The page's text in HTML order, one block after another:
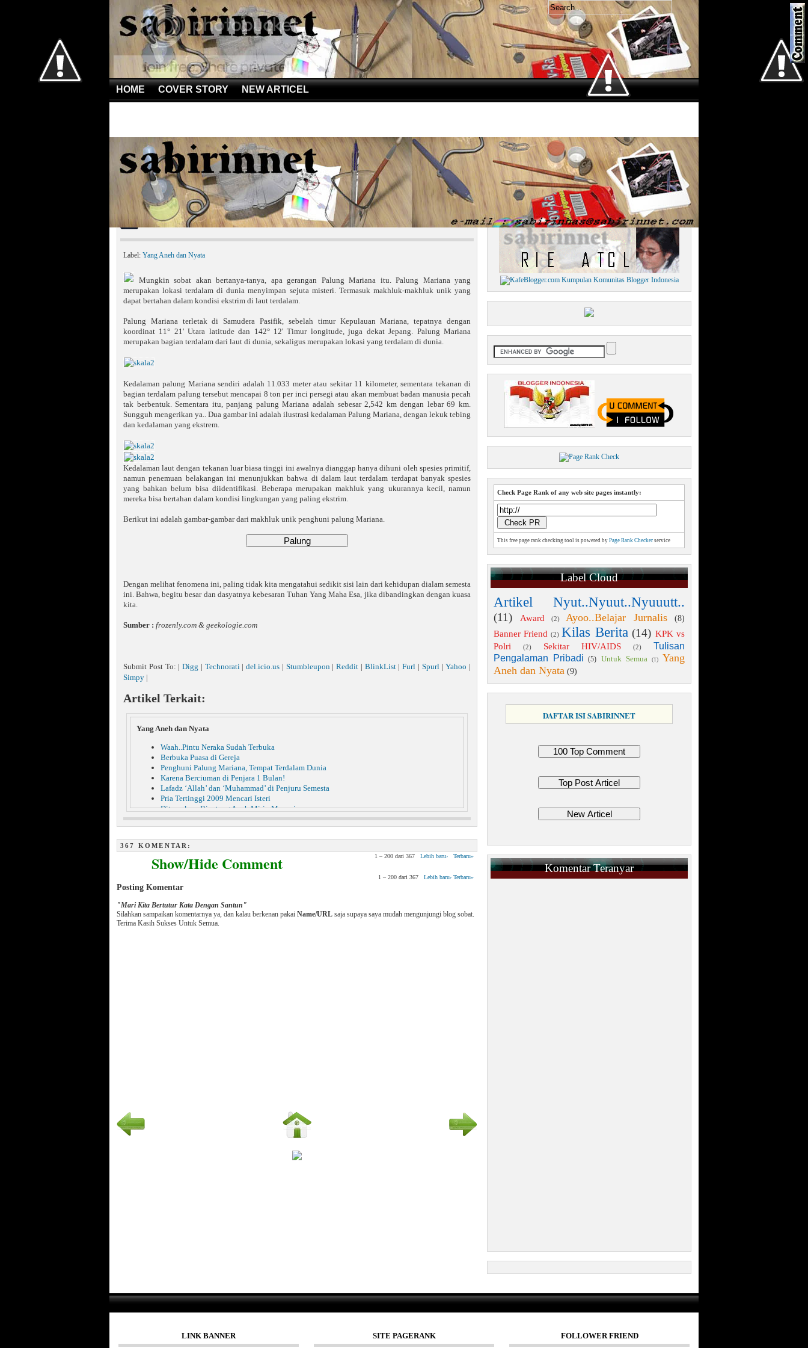
HOME COVER STORY NEW ARTICEL
Yang Aneh dan Nyata» Penghuni Palung Mariana, Tempat Terdalam Dunia
Penghuni Palung Mariana, Tempat Terdalam Dunia
Label: Yang Aneh dan Nyata
Mungkin sobat akan bertanya-tanya, apa gerangan Palung Mariana itu. Palung Mariana yang
merupakan lokasi terdalam di dunia menyimpan sejuta misteri. Termasuk makhluk-makhluk unik yang
dapat bertahan dalam kondisi ekstrim di laut terdalam.
Palung Mariana terletak di Samudera Pasifik, sebelah timur Kepulauan Mariana, tepatnya dengan
koordinat 11° 21' Utara latitude dan 142° 12' Timur longitude, juga dekat Jepang. Palung Mariana
merupakan bagian terdalam dari laut di dunia, sekaligus merupakan lokasi yang terdalam di dunia.
Kedalaman palung Mariana sendiri adalah 11.033 meter atau sekitar 11 kilometer, sementara tekanan di
bagian terdalam palung tersebut mencapai 8 ton per inci persegi atau akan membuat badan manusia pecah
tak berbentuk. Sementara itu, panjang palung Mariana adalah sebesar 2,542 km dengan lebar 69 km.
Sungguh mengerikan ya.. Dua gambar ini adalah ilustrasi kedalaman Palung Mariana, dengan lekuk tebing
dan kedalaman yang ekstrem.
Kedalaman laut dengan tekanan luar biasa tinggi ini awalnya dianggap hanya dihuni oleh spesies primitif,
namun penemuan belakangan ini menunjukkan bahwa di dalam laut terdalam terdapat banyak spesies
yang bahkan belum bisa diidentifikasi. Beberapa merupakan makhluk yang ukurannya kecil, namun
mereka bisa bertahan dalam kondisi lingkungan yang paling ekstrim.
Berikut ini adalah gambar-gambar dari makhluk unik penghuni palung Mariana.
Dengan melihat fenomena ini, paling tidak kita mengatahui sedikit sisi lain dari kehidupan dialam semesta
ini. Bahwa, begitu besar dan dasyatnya kebesaran Tuhan Yang Maha Esa, jika dibandingkan dengan kuasa
kita.
Sumber : frozenly.com & geekologie.com
Submit Post To: |Digg Technorati|del.icio.us Stumbleupon|Reddit BlinkList|Furl Spurl|Yahoo
Simpy
Artikel Terkait:
Yang Aneh dan Nyata
Waah..Pintu Neraka Sudah Terbuka
Berbuka Puasa di Gereja
Penghuni Palung Mariana, Tempat Terdalam Dunia
Karena Berciuman di Penjara 1 Bulan!
Lafadz ‘Allah’ dan ‘Muhammad’ di Penjuru Semesta
Pria Tertinggi 2009 Mencari Isteri
Ditemukan, Binatang Aneh Mirip Manusia
Menakjubkan, Keindahan Sel dan Virus Pada Manusia
Ayat Al Qur’an Ditubuh Bayi
367 KOMENTAR:
1 – 200 dari 367 Lebih baru› Terbaru»
Show/Hide Comment
1 – 200 dari 367 Lebih baru› Terbaru»
Posting Komentar
"Mari Kita Bertutur Kata Dengan Santun"
Silahkan sampaikan komentarnya ya, dan kalau berkenan pakai Name/URL saja supaya saya mudah mengunjungi blog sobat.
Terima Kasih Sukses Untuk Semua.
Welcome
Jum'at 7 Agustus 2026
Check Page Rank of any web site pages instantly:
This free page rank checking tool is powered by Page Rank Checker service
Label Cloud
Artikel Nyut..Nyuut..Nyuuutt..
(11) Award (2) Ayoo..Belajar Jurnalis
(8)
Banner Friend (2) Kilas Berita (14) KPK vs
Polri
(2) Sekitar HIV/AIDS (2)
Tulisan
Pengalaman Pribadi (5) Untuk Semua (1)
Yang
Aneh dan Nyata (9)
DAFTAR ISI SABIRINNET
Komentar Teranyar
LINK BANNER SITE PAGERANK FOLLOWER FRIEND